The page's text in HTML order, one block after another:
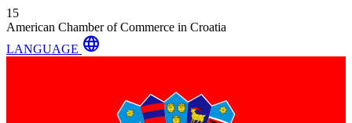
15
American Chamber of Commerce in Croatia
LANGUAGE language